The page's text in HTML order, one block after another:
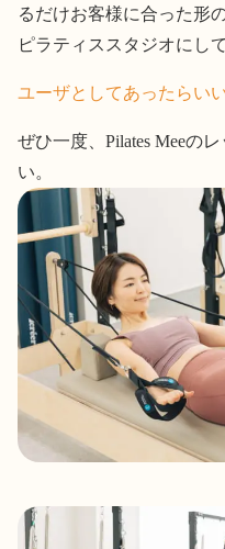
るだけお客様に合った形
ピラティススタジオにし
ユーザとしてあったらい
ぜひ一度、Pilates Meeの
い。